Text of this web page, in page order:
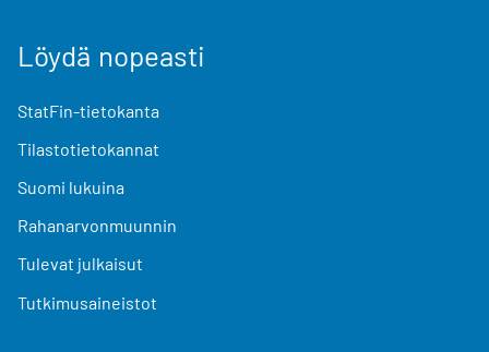
Löydä nopeasti
StatFin-tietokanta
Tilastotietokannat
Suomi lukuina
Rahanarvonmuunnin
Tulevat julkaisut
Tutkimusaineistot